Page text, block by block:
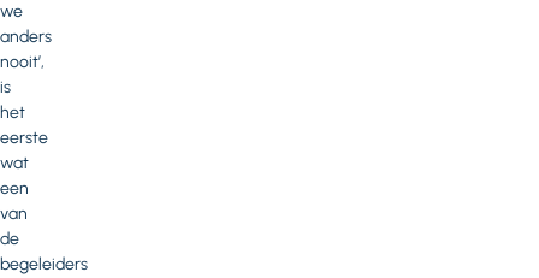
we
anders
nooit’,
is
het
eerste
wat
een
van
de
begeleiders